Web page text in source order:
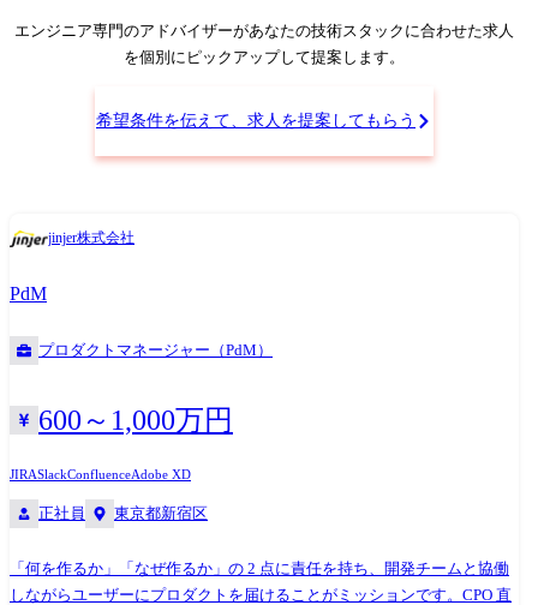
ザーリサーチ ・セールスチームやユーザーからのフィードバックを基
に、トレンドの変化や今後強化/改善すべき機能の把握 ・開発案件を起案
業の方向性や要望の重要性を基に開発優先順位を判断し、リリースまで
を管理 ・リリースした機能がマーケティングや営業の現場で活用される
ための情報共有 将来的には、グループのマネジャーとして以下の業務を
の作成 ●従事すべき業務の変更の範囲 会社の定める業務
エンジニア専門のアドバイザーがあなたの技術スタックに合わせた求人
を個別にピックアップして提案します。
希望条件を伝えて、求人を提案してもらう
jinjer株式会社
PdM
プロダクトマネージャー（PdM）
600～1,000万円
JIRASlackConfluenceAdobe XD
正社員 東京都新宿区
「何を作るか」「なぜ作るか」の 2 点に責任を持ち、開発チームと協働
しながらユーザーにプロダクトを届けることがミッションです。CPO 直